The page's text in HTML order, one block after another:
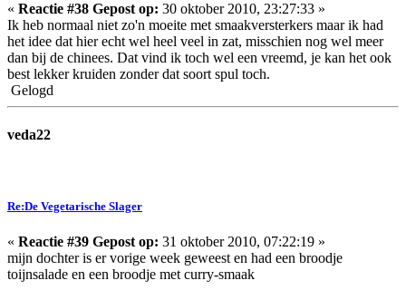
« Reactie #38 Gepost op: 30 oktober 2010, 23:27:33 »
Ik heb normaal niet zo'n moeite met smaakversterkers maar ik had
het idee dat hier echt wel heel veel in zat, misschien nog wel meer
dan bij de chinees. Dat vind ik toch wel een vreemd, je kan het ook
best lekker kruiden zonder dat soort spul toch.
Gelogd
veda22
Re:De Vegetarische Slager
« Reactie #39 Gepost op: 31 oktober 2010, 07:22:19 »
mijn dochter is er vorige week geweest en had een broodje
toijnsalade en een broodje met curry-smaak